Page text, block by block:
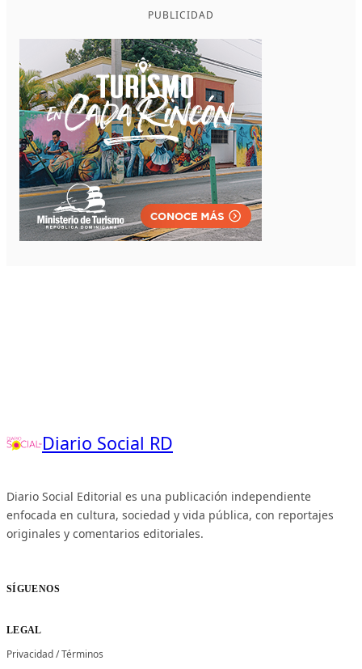
PUBLICIDAD
Diario Social RD
Diario Social Editorial es una publicación independiente
enfocada en cultura, sociedad y vida pública, con reportajes
originales y comentarios editoriales.
SÍGUENOS
LEGAL
Privacidad/Términos